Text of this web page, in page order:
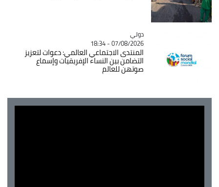
Catégorie
دولي
07/08/2026 - 18:34
المنتدى الاجتماعي العالمي: دعوات لتعزيز
التضامن بين النساء الإفريقيات وإسماع
صوتهن للعالم